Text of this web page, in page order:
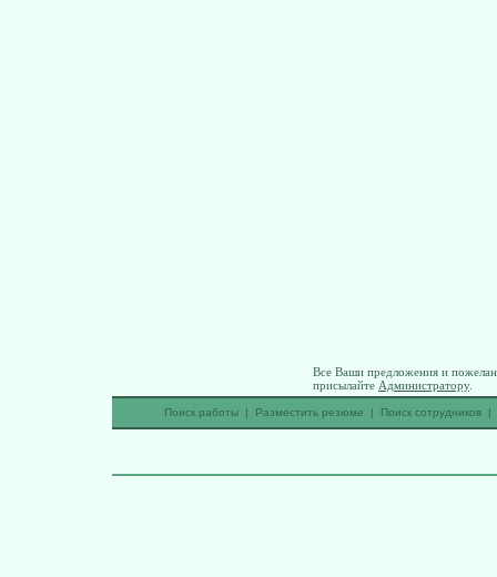
Все Ваши предложения и
присылайте Администратору.
Поиск работы| Разместить резюме | Поиск сотрудников|